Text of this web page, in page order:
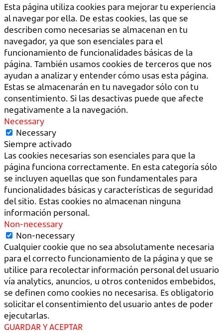
Esta página utiliza cookies para mejorar tu experiencia
al navegar por ella. De estas cookies, las que se
describen como necesarias se almacenan en tu
navegador, ya que son esenciales para el
funcionamiento de funcionalidades básicas de la
página. También usamos cookies de terceros que nos
ayudan a analizar y entender cómo usas esta página.
Estas se almacenarán en tu navegador sólo con tu
consentimiento. Si las desactivas puede que afecte
negativamente a la navegación.
Necessary
Necessary
Siempre activado
Las cookies necesarias son esenciales para que la
página funciona correctamente. En esta categoría sólo
se incluyen aquellas que son fundamentales para
funcionalidades básicas y características de seguridad
del sitio. Estas cookies no almacenan ninguna
información personal.
Non-necessary
Non-necessary
Cualquier cookie que no sea absolutamente necesaria
para el correcto funcionamiento de la página y que se
utilice para recolectar información personal del usuario
vía analytics, anuncios, u otros contenidos embebidos,
se definen como cookies no necesarisa. Es obligatorio
solicitar el consentimiento del usuario antes de poder
ejecutarlas.
GUARDAR Y ACEPTAR